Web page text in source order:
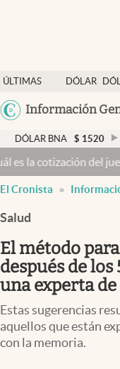
ÚLTIMAS
NOTICIAS
DÓLAR
Información
Dólar
Members
Economía y Política
Finanzas y Mercados
Mercados Online
Columnistas
Otras secciones
Apertura
Infotechnology
$ 1520 0.00%
6 de agosto minuto a
El Cronista
Salud
El método
después de
una experta
Estas sugerencias
aquellos que están
con la memoria.